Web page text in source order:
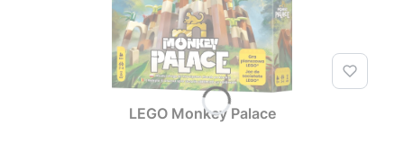
LEGO Monkey Palace